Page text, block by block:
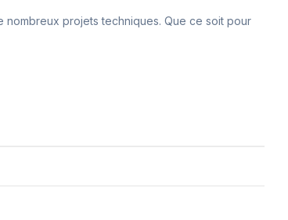
projets techniques. Que ce soit pour